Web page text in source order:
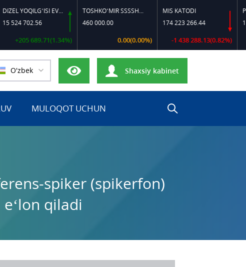
DIZEL YOQILG‘ISI EVRO-L II K-4 SSDF
702.56
689.71(1.34%)
TOSHKO‘MIR SSSSH-13
460 000.00
0.00(0.00%)
MIS KATODI
174 223 266.44
-1 438 288.13(0.82%)
17 000
O'zbek Shaxsiy kabinet
MULOQOT UCHUN
spiker (spikerfon)
qiladi